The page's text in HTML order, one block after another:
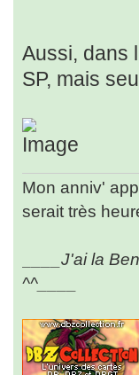
Aussi, dans
SP, mais
Mon anniv'
serait très
____J'ai la
^^____